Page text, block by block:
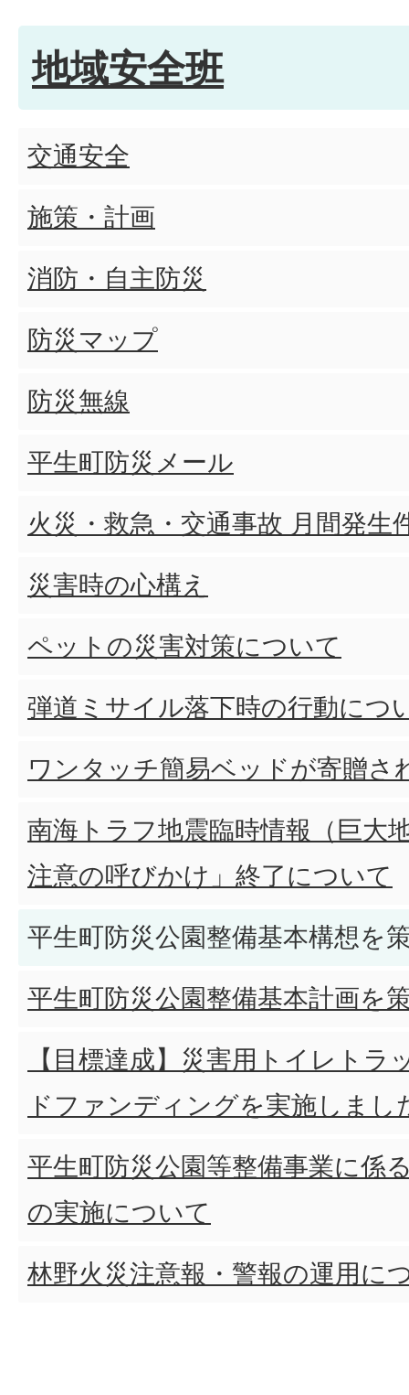
地域安全班
交通安全
施策・計画
消防・自主防災
防災マップ
防災無線
平生町防災メール
火災・救急・交通事故 月間発生
災害時の心構え
ペットの災害対策について
弾道ミサイル落下時の行動につ
ワンタッチ簡易ベッドが寄贈さ
南海トラフ地震臨時情報（巨大
注意の呼びかけ」終了について
平生町防災公園整備基本構想を
平生町防災公園整備基本計画を
【目標達成】災害用トイレトラ
ドファンディングを実施しまし
平生町防災公園等整備事業に係
の実施について
林野火災注意報・警報の運用に